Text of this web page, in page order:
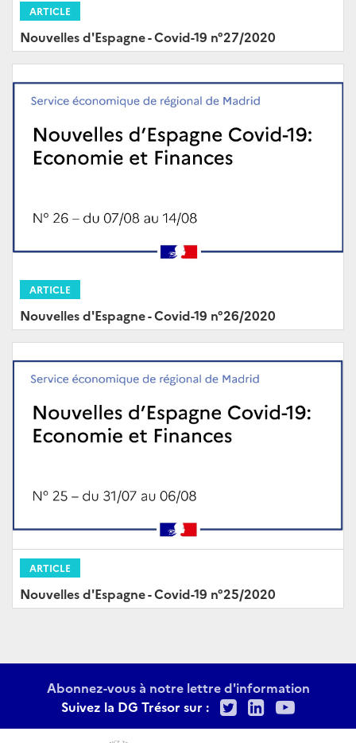
ARTICLE
Nouvelles d'Espagne - Covid-19 n°27/2020
ARTICLE
Nouvelles d'Espagne - Covid-19 n°26/2020
ARTICLE
Nouvelles d'Espagne - Covid-19 n°25/2020
Abonnez-vous à notre lettre d'information
Suivez la DG Trésor sur :
TwitterLinkedIn